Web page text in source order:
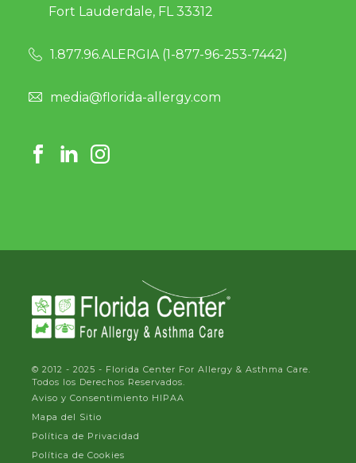
Fort Lauderdale, FL 33312
1.877.96.ALERGIA (1-877-96-253-7442)
media@florida-allergy.com
© 2012 - 2025 - Florida Center For Allergy & Asthma Care.
Todos los Derechos Reservados.
Aviso y Consentimiento HIPAA
Mapa del Sitio
Política de Privacidad
Política de Cookies